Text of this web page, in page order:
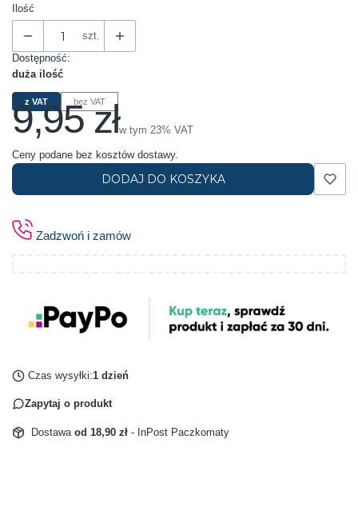
Ilość
szt.
Dostępność:
duża ilość
z VAT bez VAT
Cena
9,95 złw tym 23% VAT
w tym 23% VAT
Ceny podane bez kosztów dostawy.
DODAJ DO KOSZYKA
Zadzwoń i zamów
Czas wysyłki:1 dzień
Zapytaj o produkt
Dostawa od 18,90 zł - InPost Paczkomaty